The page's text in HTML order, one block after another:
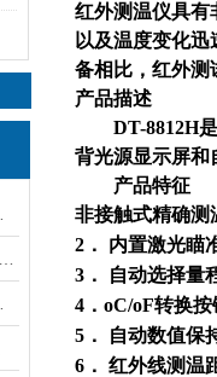
红外测温仪具有
以及温度变化
备相比，红外测
产品描述
DT-8812H
背光源显示屏和
产品特征
非接触式精确测
2 ． 内置激光瞄
3 ． 自动选择量
4 ． oC/oF转换按
5 ． 自动数值保
6 ． 红外线测温